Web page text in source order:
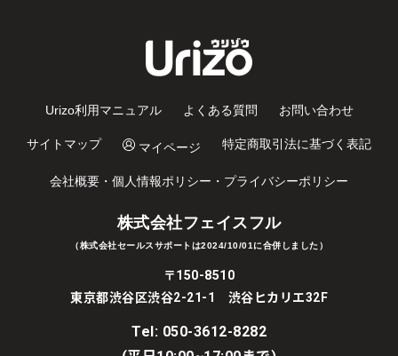
Urizo利用マニュアル よくある質問 お問い合わせ
サイトマップ マイページ 特定商取引法に基づく表記
会社概要・個人情報ポリシー・プライバシーポリシー
株式会社フェイスフル
（株式会社セールスサポートは2024/10/01に合併しました）
〒150-8510
東京都渋谷区渋谷2-21-1 渋谷ヒカリエ32F
Tel: 050-3612-8282